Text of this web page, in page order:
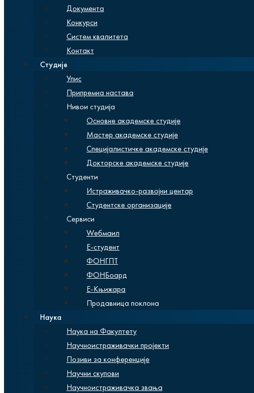
Документа
Конкурси
Систем квалитета
Контакт
Студије
Упис
Припремна настава
Нивои студија
Основне академске студије
Мастер академске студије
Специјалистичке академске студије
Докторске академске студије
Студенти
Истраживачко-развојни центар
Студентске организације
Сервиси
Wебмаил
Е-студент
ФОНГПТ
ФОНБоард
Е-Књижара
Продавница поклона
Наука
Наука на Факултету
Научноистраживачки пројекти
Позиви за конференције
Научни скупови
Научноистраживачка звања